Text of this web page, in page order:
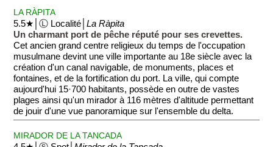
LA RÀPITA
5.5★│Ⓛ Localité│La Ràpita
Un charmant port de pêche réputé pour ses crevettes.
Cet ancien grand centre religieux du temps de l'occupation
musulmane devint une ville importante au 18e siècle avec la
création d'un canal navigable, de monuments, places et
fontaines, et de la fortification du port. La ville, qui compte
aujourd'hui 15·700 habitants, possède en outre de vastes
plages ainsi qu'un mirador à 116 mètres d'altitude permettant
de jouir d'une vue panoramique sur l'ensemble du delta.
MIRADOR DE LA TANCADA